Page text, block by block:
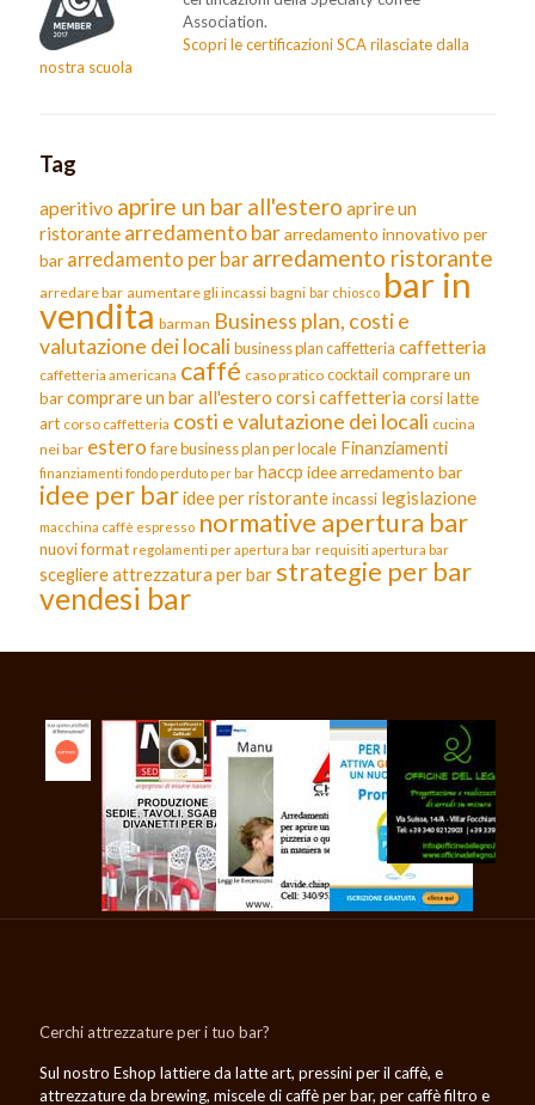
Association.
Scopri le certificazioni SCA rilasciate dalla
nostra scuola
Tag
aperitivo aprire un bar all'estero aprire un
ristorante arredamento bararredamento innovativo per
bar arredamento per bar arredamento ristorante
arredare bar aumentare gli incassi bagni bar chiosco bar in
vendita barman Business plan, costi e
valutazione dei localibusiness plan caffetteria caffetteria
caffetteria americana caffé caso pratico cocktail comprare un
barcomprare un bar all'estero corsi caffetteriacorsi latte
art corso caffetteria costi e valutazione dei locali cucina
nei bar estero fare business plan per locale Finanziamenti
finanziamenti fondo perduto per bar haccp idee arredamento bar
idee per baridee per ristoranteincassi legislazione
macchina caffè espresso normative apertura bar
nuovi format regolamenti per apertura bar requisiti apertura bar
scegliere attrezzatura per bar strategie per bar
vendesi bar
Cerchi attrezzature per i tuo bar?
Sul nostro Eshop lattiere da latte art, pressini per il caffè, e
attrezzature da brewing, miscele di caffè per bar, per caffè filtro e